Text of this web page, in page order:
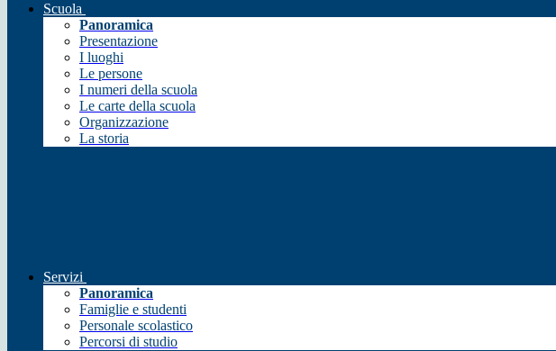
Scuola
Panoramica
Presentazione
I luoghi
Le persone
I numeri della scuola
Le carte della scuola
Organizzazione
La storia
Servizi
Panoramica
Famiglie e studenti
Personale scolastico
Percorsi di studio